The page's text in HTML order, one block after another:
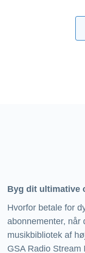
Byg dit ultimative
Hvorfor betale for
abonnementer, når
musikbibliotek af
GSA Radio Stream